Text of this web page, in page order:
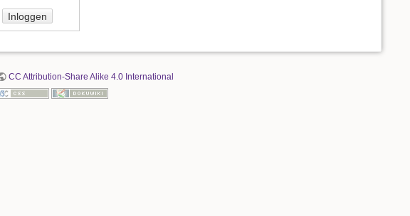
Inloggen
CC Attribution-Share Alike 4.0 International